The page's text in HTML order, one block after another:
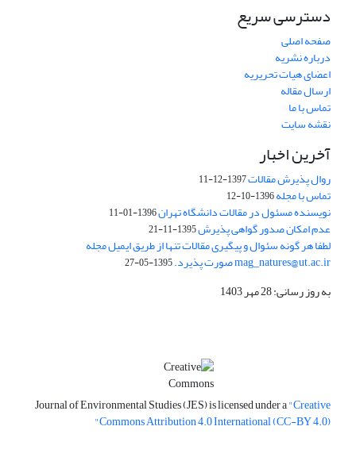
دسترسی سریع
صفحه اصلی
درباره نشریه
اعضای هیات تحریریه
ارسال مقاله
تماس با ما
نقشه سایت
آخرین اخبار
روال پذیرش مقالات1397-12-11
تماس با مجله1396-10-12
نویسنده مسئول در مقالات دانشگاه تهران1396-01-11
عدم امکان صدور گواهی پذیرش1395-11-21
لطفا هر گونه سئوال و پیگیری مقالات تنها از طریق ایمیل مجله
mag_natures@ut.ac.ir صورت پذیرد. 1395-05-27
به روز رسانی: 28 مهر 1403
Journal of Environmental Studies (JES) is licensed under a"Creative
Commons Attribution 4.0 International (CC-BY 4.0)"